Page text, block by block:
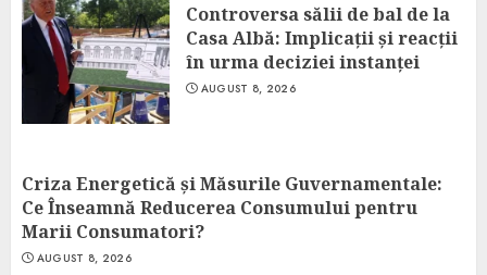
Controversa sălii de bal de la
Casa Albă: Implicații și reacții
în urma deciziei instanței
AUGUST 8, 2026
Criza Energetică și Măsurile Guvernamentale:
Ce Înseamnă Reducerea Consumului pentru
Marii Consumatori?
AUGUST 8, 2026